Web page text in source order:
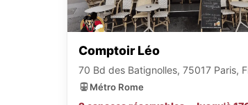
Comptoir Léo
70 Bd des Batignolles, 75017 Paris,
Métro Rome